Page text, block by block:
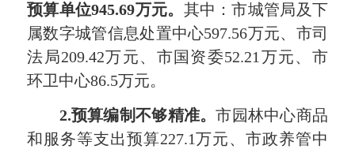
预算单位945.69万元。 其中：市城管局及下
属数字城管信息处置中心597.56万元、市司
法局209.42万元、市国资委52.21万元、市
环卫中心86.5万元。
2.预算编制不够精准。市园林中心商品
和服务等支出预算227.1万元、市政养管中